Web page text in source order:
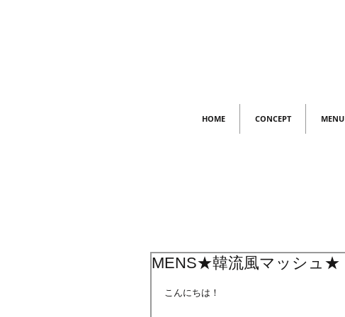
HOME CONCEPT MENU
MENS★韓流風マッシュ★
こんにちは！